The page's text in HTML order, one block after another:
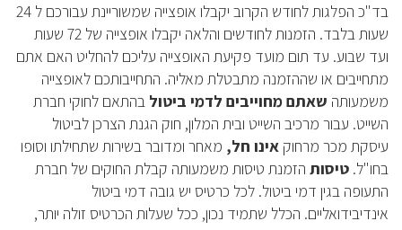
בד"כ הפלגות לחודש הקרוב יקבלו אופצייה שמשוריינת עבורכם ל 24
שעות בלבד. הזמנות לחודשים והלאה יקבלו אופצייה של 72 שעות
ועד שבוע. עד תום מועד פקיעת האופצייה עליכם להחליט האם אתם
מתחייבים או שההזמנה מתבטלת מאליה. התחייבותכם לאופצייה
משמעותה שאתם מחוייבים לדמי ביטול בהתאם לחוקי חברת
השייט. עבור מרכיב השייט ובית המלון, חוק הגנת הצרכן לביטול
עיסקת מכר מרחוק אינו חל, מאחר ומדובר בשירות שתחילתו וסופו
בחו"ל. טיסות הזמנת טיסות משמעותה קבלת החוקים של חברת
התעופה בגין דמי ביטול. לכל כרטיס יש גובה דמי ביטול
אינדיבידואליים. הכלל שתמיד נכון, ככל שעלות הכרטיס זולה יותר,